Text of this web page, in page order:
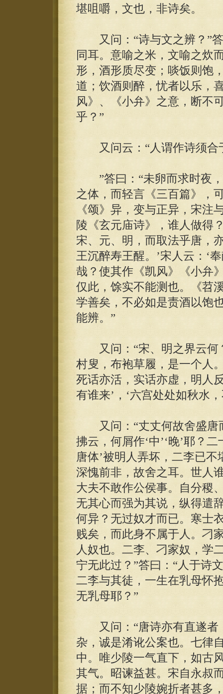
堪咀嚼，文也，非诗矣。
又问：“诗与文之辨？”答
同耳。意喻之米，文喻之炊
形，酒形质尽变；啖饭则饱
道；饮酒则醉，忧者以乐，
风》、《小弁》之意，断不
乎？”
又问云：“人谓作诗须合
”答曰：“未卵而求时夜，
之体，而轻言《三百篇》，
《颂》异，变与正异，宋注
陵《玄元庙诗》，谁人做得
宋、元、明，而取法乎唐，
王沉醉寿王醒。’宋人云：‘
哉？使其作《凯风》《小弁
仅此，馀实不能测也。《苕
学善矣，不必如是责酒以饱
能辨。”
又问：“宋、明之界云何
村叟，布袍草履，是一个人
死话亦活，实话亦虚，明人
有谁来’，‘六宫处处如秋水
又问：“丈丈何故舍盛唐
拂云，何屑作‘中’‘晚’耶？
唐体’被明人弄坏，二李已
深愧前非，故舍之耳。世人
大夫不敢作公侯事。自分稷
无其心而强为其说，纵得遣
何异？无过奴才而已。寒士
贱矣，而此身不属于人。刁
人奴也。二李、刁家奴，学
宁无此过？”答曰：“人于诗
二李与其徒，一生在乳母怀
无乳母耶？”
又问：“唐诗亦有直遂者
杂，诚是淆讹公案也。七律
中。唯少陵一气直下，如古
其气。昭谏益甚。宋自永叔
据；而不知少陵婉折者甚多